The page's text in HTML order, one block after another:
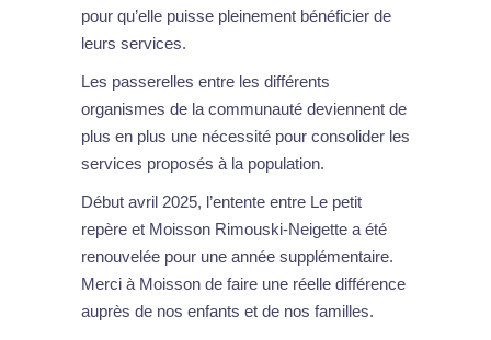
pour qu’elle puisse pleinement bénéficier de
leurs services.
Les passerelles entre les différents
organismes de la communauté deviennent de
plus en plus une nécessité pour consolider les
services proposés à la population.
Début avril 2025, l’entente entre Le petit
repère et Moisson Rimouski-Neigette a été
renouvelée pour une année supplémentaire.
Merci à Moisson de faire une réelle différence
auprès de nos enfants et de nos familles.